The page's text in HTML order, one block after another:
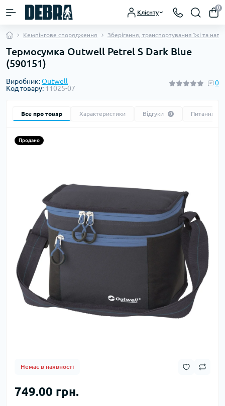
Клієнту
0
Кемпінгове спорядження Зберігання, транспортування їжі та
Термосумка Outwell Petrel S Dark Blue
(590151)
Виробник:Outwell
Код товару: 11025-07
0
Все про товар Характеристики Відгуки 0 Питання
Продано
Немає в наявності
749.00 грн.